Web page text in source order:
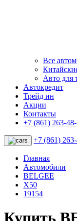
Все
Авто для
Автокредит
Трейд ин
Акции
Контакты
+7 (861) 263-
+7 (861)
Главная
Автомобили
BELGEE
X50
19154